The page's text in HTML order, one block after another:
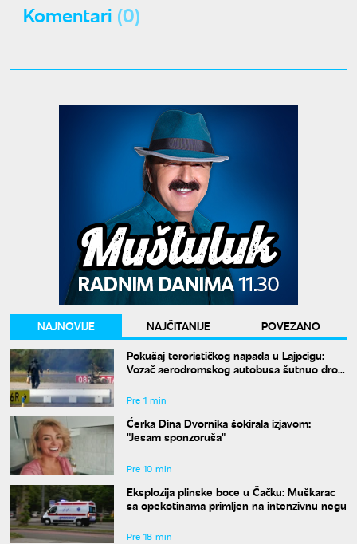
Komentari (0)
NAJNOVIJE NAJČITANIJE
POVEZANO
Pokušaj terorističkog napada u Lajpcigu:
Vozač aerodromskog autobusa šutnuo dron
Pre 1 min
Ćerka Dina Dvornika šokirala izjavom:
"Jesam sponzoruša"
Pre 10 min
Eksplozija plinske boce u Čačku: Muškarac
sa opekotinama primljen na intenzivnu negu
Pre 18 min